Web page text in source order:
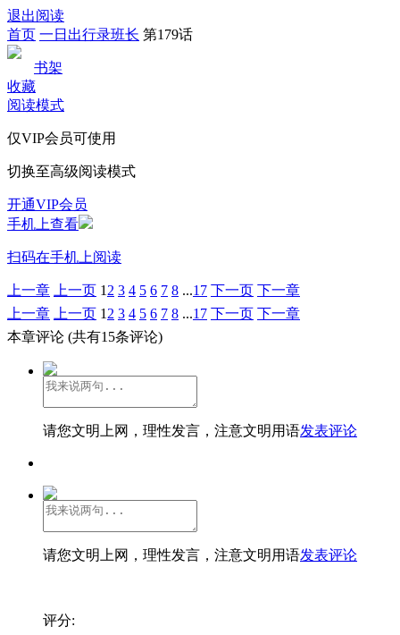
退出阅读
首页 一日出行录班长 第179话
书架
收藏
阅读模式
仅VIP会员可使用
切换至高级阅读模式
开通VIP会员
手机上查看
扫码在手机上阅读
上一章 上一页 1 2 3 4 5 6 7 8 ...17 下一页 下一章
上一章
上一页 1 2 3 4 5 6 7 8 ...17 下一页 下一章
本章评论 (共有15条评论)
请您文明上网，理性发言，注意文明用语发表评论
请您文明上网，理性发言，注意文明用语发表评论
评分: